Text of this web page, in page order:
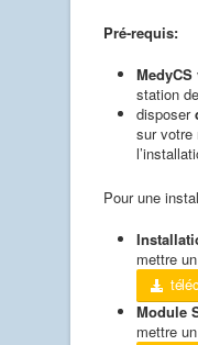
Pré-requis:
MedyCS
station
disposer
sur votre
Pour une
mettre
Module
mettre